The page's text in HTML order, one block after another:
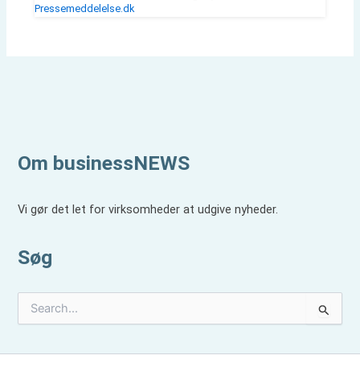
Pressemeddelelse.dk
Om businessNEWS
Vi gør det let for virksomheder at udgive nyheder.
Søg